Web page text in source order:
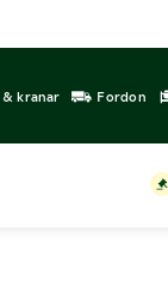
kranar Fordon